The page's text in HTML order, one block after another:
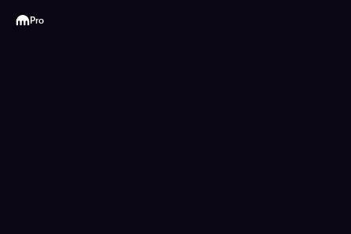
Kraken
Pro